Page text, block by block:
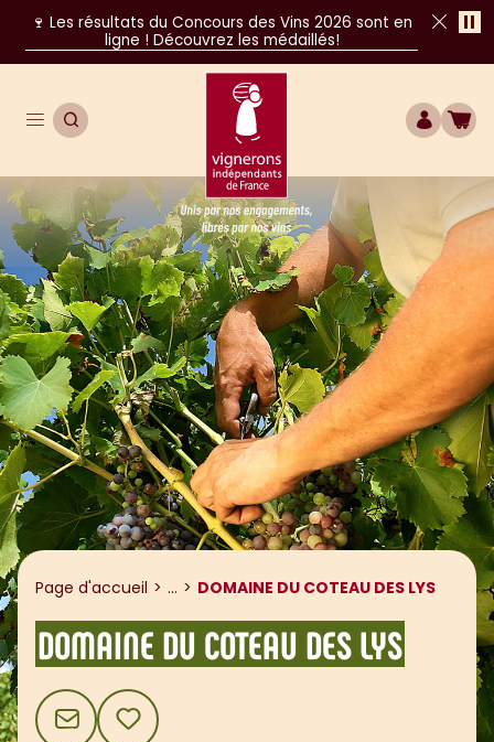
🍷 Les résultats du Concours des Vins 2026 sont en
ligne ! Découvrez les médaillés!
Ouvrir le menu de navigation
OUVRIR LA RECHERCHE
Unis par nos engagements, libres par
COMPTE
Page d'accueil ... Afficher le fil d'ariane
DOMAINE DU COTEAU DES LYS
DOMAINE DU COTEAU DES LYS
CONTACTAJOUTER AUX FAVORIS